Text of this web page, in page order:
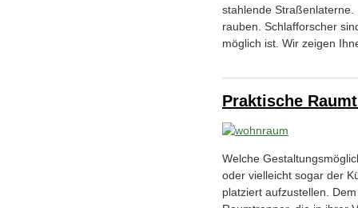
stahlende Straßenlaterne.
rauben. Schlafforscher
möglich ist. Wir zeigen
Praktische
Welche
oder vielleicht sogar der
platziert aufzustellen.